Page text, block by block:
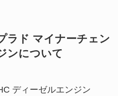
ラド マイナーチェン
ンについて
ディーゼルエンジン